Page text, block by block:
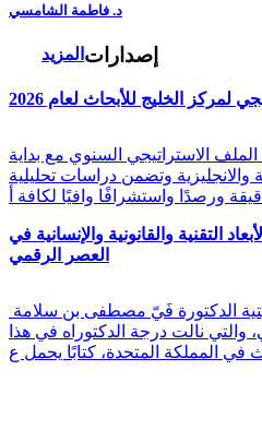
د. فاطمة الشامسي
المزيد إصدارات
لمركز الخليج للأبحاث لعام 2026
الاستراتيجي السنوي مع بداية
والانجليزية وتضمن دراسات تحليلية
ورصدًا واستشرافًا وافيًا لكافة أ
التقنية والقانونية والإنسانية في
العصر الرقمي
والتي نالت درجة الدكتوراه في هذا
المملكة المتحدة، كتابًا يحمل ع